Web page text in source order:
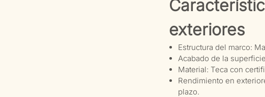
exteriores
Estructura del marco:
Acabado de la
Material: Teca con
Rendimiento en
plazo.